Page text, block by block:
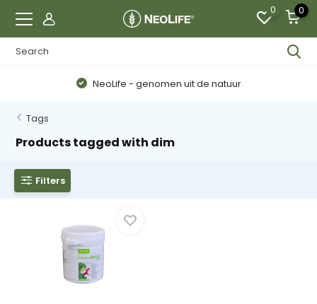
0 0
NeoLife - genomen uit de natuur
Tags
Products tagged with dim
Filters